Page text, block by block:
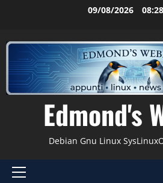
09/08/2026
Edmond's
Debian Gnu Linux
Menu